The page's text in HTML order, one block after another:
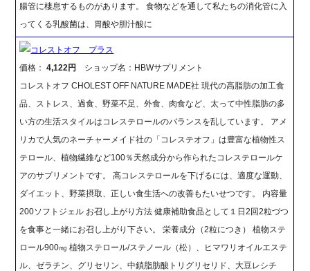
腸管に棲息するものがあります。 食物などを通して私たちの消化管に入
ってくる乳酸菌は、胃酸や胆汁酸に
コレストオフ プラス
価格：4,122円
ショップ名：HBWサプリメント
コレストオフ CHOLEST OFF NATURE MADE社 現代の高脂肪の加工食
品、ストレス、過食、野菜不足、外食、肉食など、太って中性脂肪の多
い方の生活スタイルはコレステロールのバランスを乱しています。 アメ
リカで人気のネーチャーメイド社の「コレステオフ」は豊富な植物性ス
テロール、植物繊維など100％天然成分から作られたコレステロールケ
アのサプリメントです。 高コレステロールを下げるには、適度な運動、
ダイエット、野菜摂取、正しい食生活への改善もたいせつです。 内容量
200ソフトジェル お召し上がり方法 健康補助食品として１日2回2粒づつ
を食事と一緒にお召し上がり下さい。 栄養成分（2粒につき） 植物ステ
ロール900㎎ 植物ステロール/ステノール（松）、ヒマワリオイルエステ
ル、ゼラチン、グリセリン、中鎖脂肪酸トリグリセリド、大豆レシチ